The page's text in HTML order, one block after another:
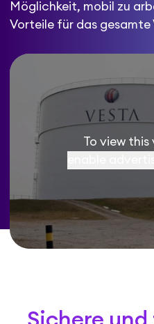
Möglichkeit, mobil zu
Vorteile für das gesamte
To view this